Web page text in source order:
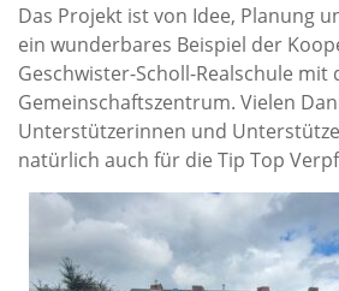
Das Projekt ist von Idee, Planung
ein wunderbares Beispiel der
Geschwister-Scholl-Realschule mit
Gemeinschaftszentrum. Vielen
Unterstützerinnen und
natürlich auch für die Tip Top